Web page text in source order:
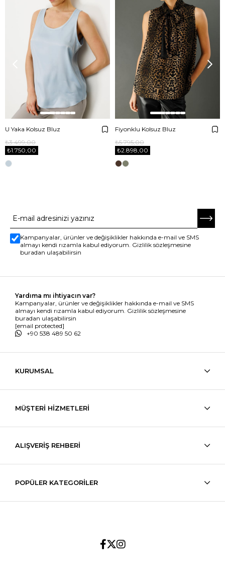
U Yaka Kolsuz Bluz
₺1.750,00
₺3.499,00
Fiyonklu Kolsuz Bluz
₺2.898,00
₺5.795,00
Kampanyalar, ürünler ve değişiklikler hakkında e-mail ve SMS
almayı kendi rızamla kabul ediyorum. Gizlilik sözleşmesine
buradan ulaşabilirsin
Yardıma mı ihtiyacın var?
Kampanyalar, ürünler ve değişiklikler hakkında e-mail ve SMS
almayı kendi rızamla kabul ediyorum. Gizlilik sözleşmesine
buradan ulaşabilirsin
[email protected]
+90 538 489 50 62
KURUMSAL
MÜŞTERİ HİZMETLERİ
ALIŞVERİŞ REHBERİ
POPÜLER KATEGORİLER